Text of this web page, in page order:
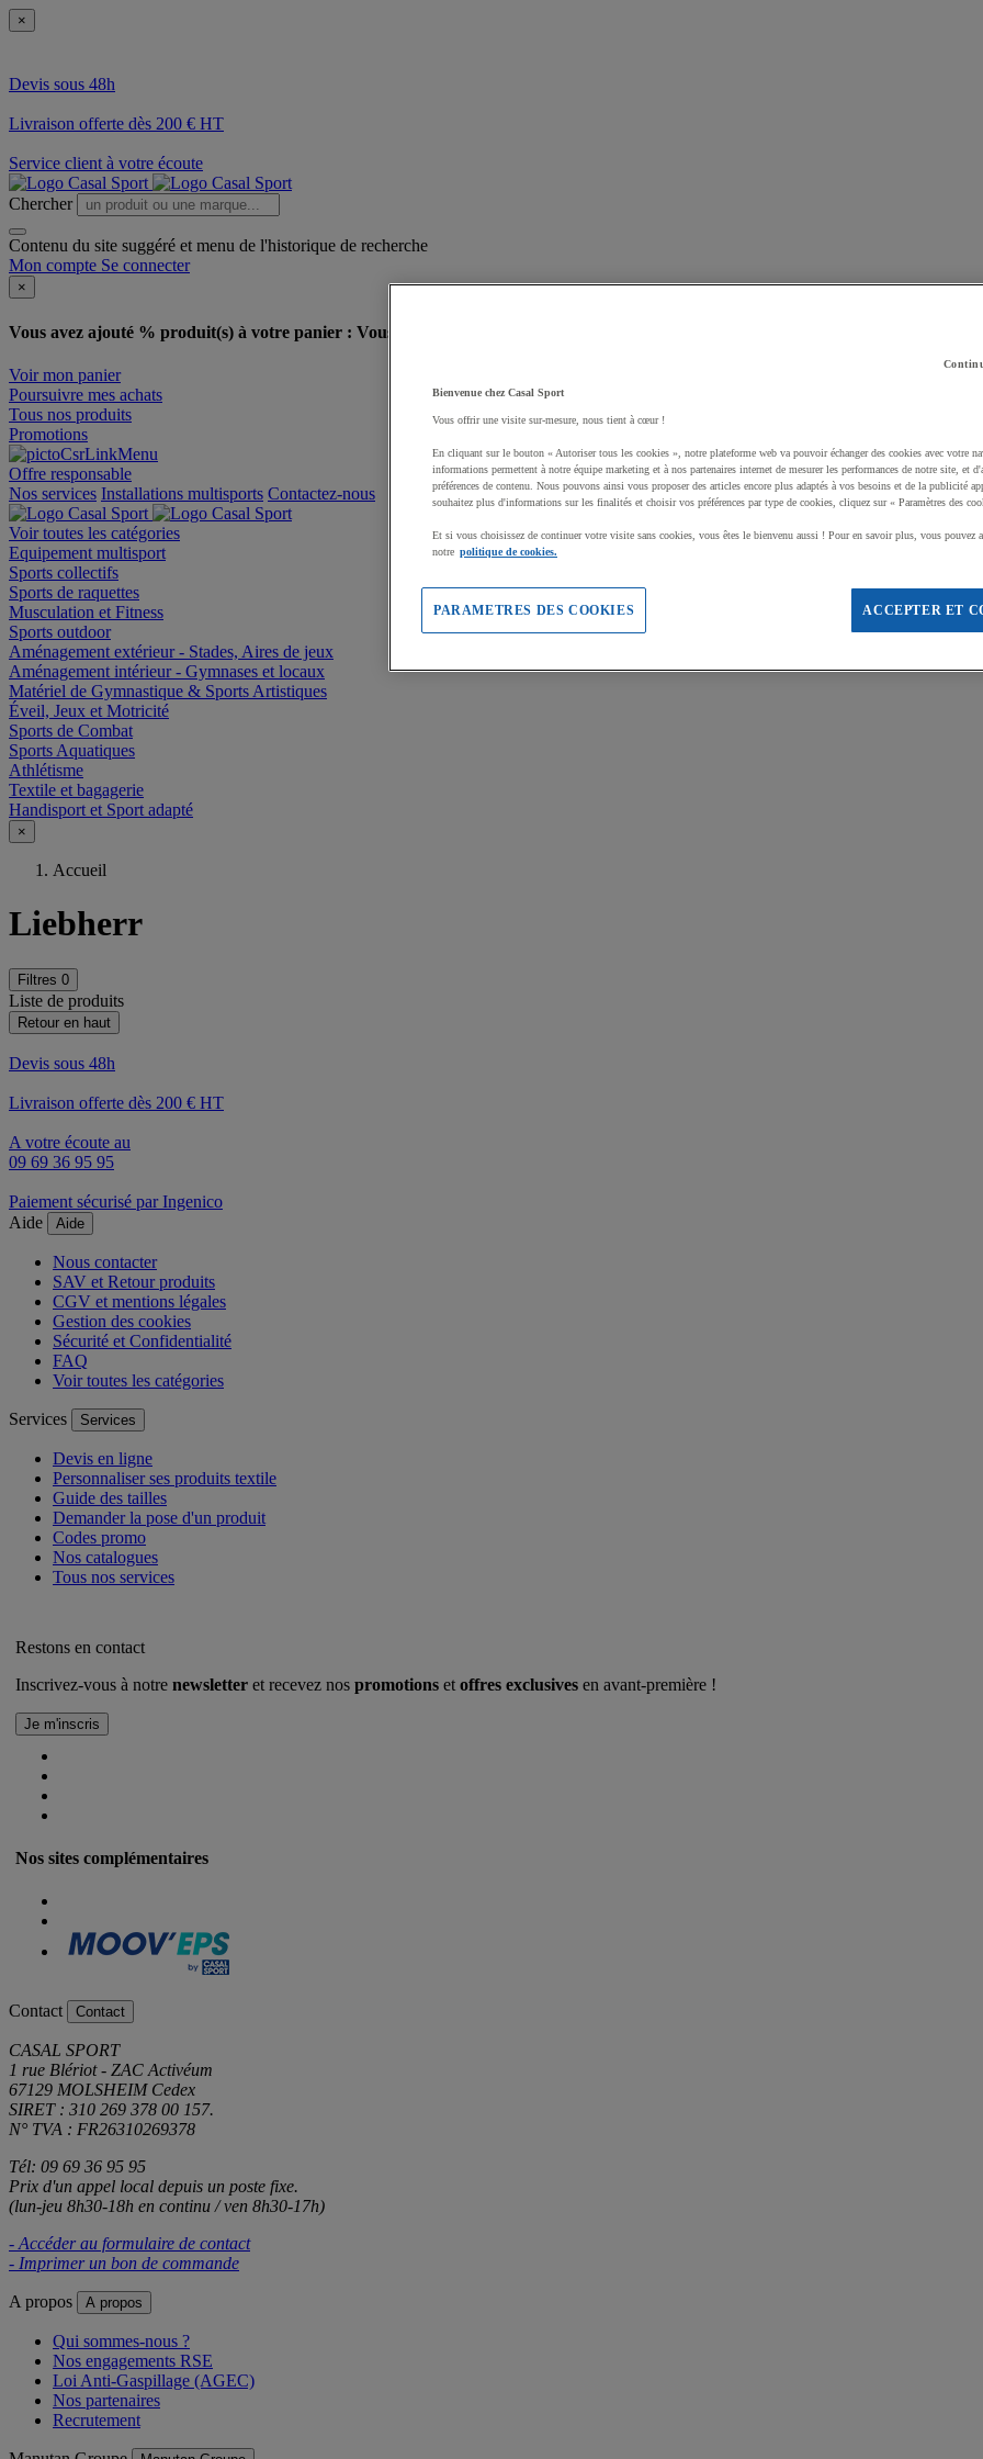
×
Devis sous 48h
Livraison offerte dès 200 € HT
Service client à votre écoute
Chercher
Contenu du site suggéré et menu de l'historique de recherche
Mon compte Se connecter
×
Vous avez ajouté % produit(s) à votre panier : Vous avez ajouté un produit à votre panier :
Voir mon panier
Poursuivre mes achats
Tous nos produits
Promotions
Offre responsable
Nos services Installations multisports Contactez-nous
Voir toutes les catégories
Equipement multisport
Sports collectifs
Sports de raquettes
Musculation et Fitness
Sports outdoor
Aménagement extérieur - Stades, Aires de jeux
Aménagement intérieur - Gymnases et locaux
Matériel de Gymnastique & Sports Artistiques
Éveil, Jeux et Motricité
Sports de Combat
Sports Aquatiques
Athlétisme
Textile et bagagerie
Handisport et Sport adapté
×
Accueil
Liebherr
Filtres 0
Liste de produits
Retour en haut
Devis sous 48h
Livraison offerte dès 200 € HT
A votre écoute au
09 69 36 95 95
Paiement sécurisé par Ingenico
Aide
Aide
Nous contacter
SAV et Retour produits
CGV et mentions légales
Gestion des cookies
Sécurité et Confidentialité
FAQ
Voir toutes les catégories
Services Services
Devis en ligne
Personnaliser ses produits textile
Guide des tailles
Demander la pose d'un produit
Codes promo
Nos catalogues
Tous nos services
Restons en contact
Inscrivez-vous à notre newsletter et recevez nos promotions et offres exclusives en avant-première !
Nos sites complémentaires
Contact Contact
CASAL SPORT
1 rue Blériot - ZAC Activéum
67129 MOLSHEIM Cedex
SIRET : 310 269 378 00 157.
N° TVA : FR26310269378
Tél: 09 69 36 95 95
Prix d'un appel local depuis un poste fixe.
(lun-jeu 8h30-18h en continu / ven 8h30-17h)
- Accéder au formulaire de contact
- Imprimer un bon de commande
A propos A propos
Qui sommes-nous ?
Nos engagements RSE
Loi Anti-Gaspillage (AGEC)
Nos partenaires
Recrutement
Bienvenue chez Casal Sport
Vous offrir une visite sur-mesure, nous tient à cœur !
En cliquant sur le bouton « Autoriser tous les cookies », notre plateforme web va pouvoir échanger des cookies avec votre
informations permettent à notre équipe marketing et à nos partenaires internet de mesurer les performances de notre site, et
préférences de contenu. Nous pouvons ainsi vous proposer des articles encore plus adaptés à vos besoins et de la publicité
souhaitez plus d'informations sur les finalités et choisir vos préférences par type de cookies, cliquez sur « Paramètres des
Et si vous choisissez de continuer votre visite sans cookies, vous êtes le bienvenu aussi ! Pour en savoir plus, vous pouvez
notre politique de cookies.
ACCEPTER ET
PARAMETRES DES COOKIES